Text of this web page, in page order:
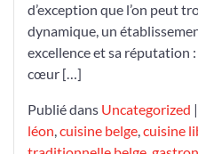
d’exception que l’on peut
dynamique, un
excellence et sa réputation
cœur […]
Publié dans Uncategorized |
léon,cuisine belge,cuisine